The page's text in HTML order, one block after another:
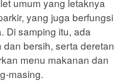
yang juga berfungsi
Di samping itu, ada
bersih, serta deretan
menu makanan dan
masing.